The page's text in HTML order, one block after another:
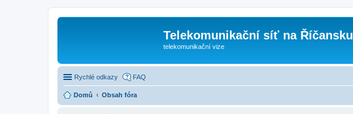
Telekomunikační síť na Říčansku
telekomunikační vize
Rychlé odkazy FAQ
Domů Obsah fóra